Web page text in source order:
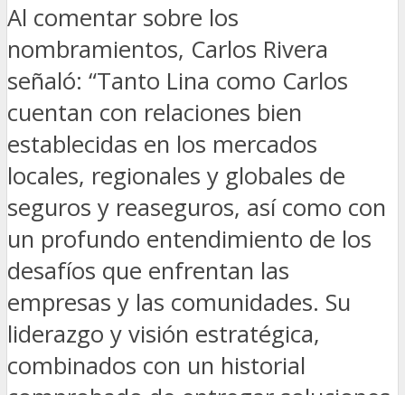
Al comentar sobre los
nombramientos, Carlos Rivera
señaló: “Tanto Lina como Carlos
cuentan con relaciones bien
establecidas en los mercados
locales, regionales y globales de
seguros y reaseguros, así como con
un profundo entendimiento de los
desafíos que enfrentan las
empresas y las comunidades. Su
liderazgo y visión estratégica,
combinados con un historial